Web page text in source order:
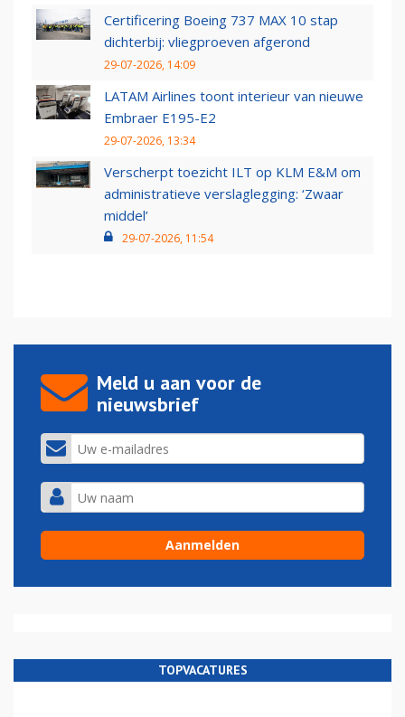
Certificering Boeing 737 MAX 10 stap
dichterbij: vliegproeven afgerond
29-07-2026, 14:09
LATAM Airlines toont interieur van nieuwe
Embraer E195-E2
29-07-2026, 13:34
Verscherpt toezicht ILT op KLM E&M om
administratieve verslaglegging: ‘Zwaar
middel’
29-07-2026, 11:54
Meld u aan voor de
nieuwsbrief
TOPVACATURES